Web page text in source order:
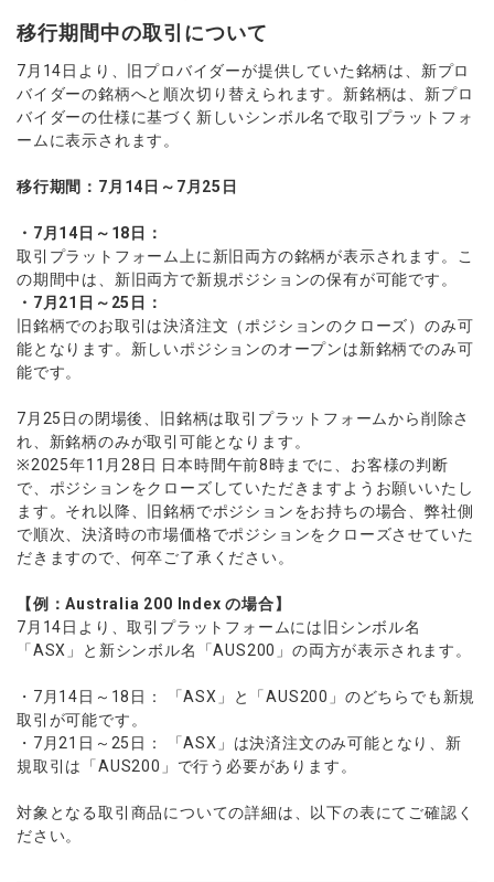
ไทย
Tiếng Việt
法人のお客様は
移行期間中の取引について
7月14日より、旧プロバイダーが提供していた銘柄は、新プロ
バイダーの銘柄へと順次切り替えられます。新銘柄は、新プロ
バイダーの仕様に基づく新しいシンボル名で取引プラットフォ
ームに表示されます。
移行期間：7月14日～7月25日
・7月14日～18日：
取引プラットフォーム上に新旧両方の銘柄が表示されます。こ
の期間中は、新旧両方で新規ポジションの保有が可能です。
・7月21日～25日：
旧銘柄でのお取引は決済注文（ポジションのクローズ）のみ可
能となります。新しいポジションのオープンは新銘柄でのみ可
能です。
7月25日の閉場後、旧銘柄は取引プラットフォームから削除さ
れ、新銘柄のみが取引可能となります。
※2025年11月28日 日本時間午前8時までに、お客様の判断
で、ポジションをクローズしていただきますようお願いいたし
ます。それ以降、旧銘柄でポジションをお持ちの場合、弊社側
で順次、決済時の市場価格でポジションをクローズさせていた
だきますので、何卒ご了承ください。
【例：Australia 200 Index の場合】
7月14日より、取引プラットフォームには旧シンボル名
「ASX」と新シンボル名「AUS200」の両方が表示されます。
・7月14日～18日： 「ASX」と「AUS200」のどちらでも新規
取引が可能です。
・7月21日～25日： 「ASX」は決済注文のみ可能となり、新
規取引は「AUS200」で行う必要があります。
対象となる取引商品についての詳細は、以下の表にてご確認く
ださい。